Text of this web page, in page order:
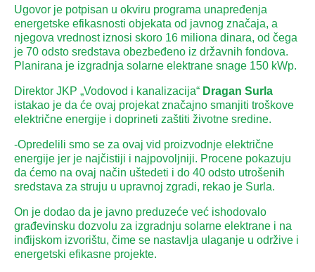
Ugovor je potpisan u okviru programa unapređenja
energetske efikasnosti objekata od javnog značaja, a
njegova vrednost iznosi skoro 16 miliona dinara, od čega
je 70 odsto sredstava obezbeđeno iz državnih fondova.
Planirana je izgradnja solarne elektrane snage 150 kWp.
Direktor JKP „Vodovod i kanalizacija“ Dragan Surla
istakao je da će ovaj projekat značajno smanjiti troškove
električne energije i doprineti zaštiti životne sredine.
-Opredelili smo se za ovaj vid proizvodnje električne
energije jer je najčistiji i najpovoljniji. Procene pokazuju
da ćemo na ovaj način uštedeti i do 40 odsto utrošenih
sredstava za struju u upravnoj zgradi, rekao je Surla.
On je dodao da je javno preduzeće već ishodovalo
građevinsku dozvolu za izgradnju solarne elektrane i na
inđijskom izvorištu, čime se nastavlja ulaganje u održive i
energetski efikasne projekte.